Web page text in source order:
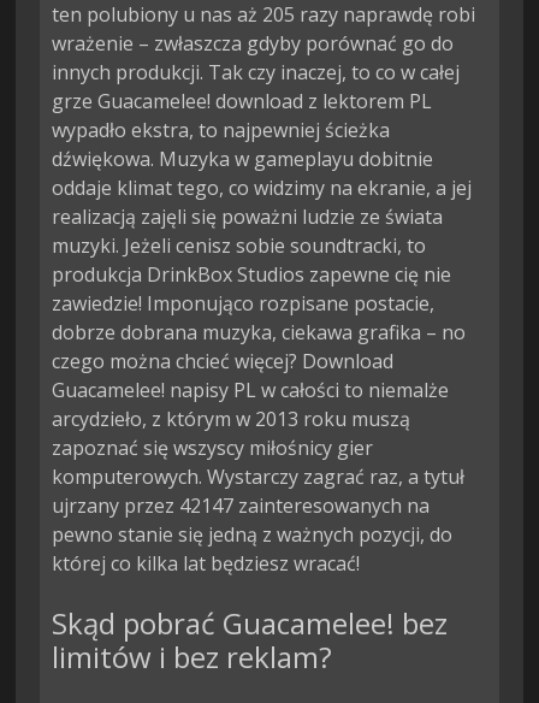
ten polubiony u nas aż 205 razy naprawdę robi
wrażenie – zwłaszcza gdyby porównać go do
innych produkcji. Tak czy inaczej, to co w całej
grze Guacamelee! download z lektorem PL
wypadło ekstra, to najpewniej ścieżka
dźwiękowa. Muzyka w gameplayu dobitnie
oddaje klimat tego, co widzimy na ekranie, a jej
realizacją zajęli się poważni ludzie ze świata
muzyki. Jeżeli cenisz sobie soundtracki, to
produkcja DrinkBox Studios zapewne cię nie
zawiedzie! Imponująco rozpisane postacie,
dobrze dobrana muzyka, ciekawa grafika – no
czego można chcieć więcej? Download
Guacamelee! napisy PL w całości to niemalże
arcydzieło, z którym w 2013 roku muszą
zapoznać się wszyscy miłośnicy gier
komputerowych. Wystarczy zagrać raz, a tytuł
ujrzany przez 42147 zainteresowanych na
pewno stanie się jedną z ważnych pozycji, do
której co kilka lat będziesz wracać!
Skąd pobrać Guacamelee! bez
limitów i bez reklam?